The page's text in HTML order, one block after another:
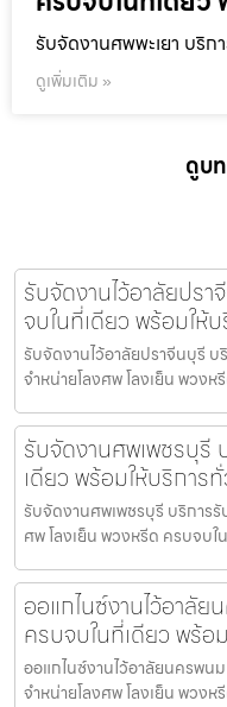
รับจัดงานศพพะเยา บริ
ดูเพิ่มเติม »
ดูบ
รับจัดงานไว้อาลัยปร
จบในที่เดียว พร้อมให้
รับจัดงานไว้อาลัยปราจีนบุรี
จำหน่ายโลงศพ โลงเย็น พวง
รับจัดงานศพเพชรบุรี
เดียว พร้อมให้บริการ
รับจัดงานศพเพชรบุรี บริการ
ศพ โลงเย็น พวงหรีด ครบจบใ
ออแกไนซ์งานไว้อาลั
ครบจบในที่เดียว พร้อ
ออแกไนซ์งานไว้อาลัยนครพ
จำหน่ายโลงศพ โลงเย็น พวง